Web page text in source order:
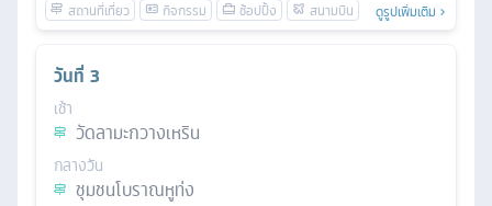
ดูรูปเพิ่มเติม
วันที่ 3
เช้า
วัดลามะกวางเหริน
กลางวัน
ชุมชนโบราณหูท่ง